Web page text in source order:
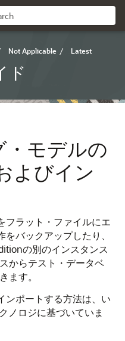
Not Applicable / Latest
ド
モデルの
よびイン
フラット・ファイルにエ
バックアップしたり、
の別のインスタンス
からテスト・データベ
ます。
ンポートする方法は、い
ノロジに基づいていま